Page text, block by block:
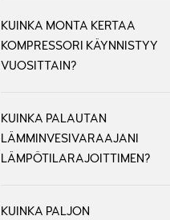
KUINKA MONTA KERTAA
KOMPRESSORI KÄYNNISTYY
VUOSITTAIN?
KUINKA PALAUTAN
LÄMMINVESIVARAAJANI
LÄMPÖTILARAJOITTIMEN?
KUINKA PALJON